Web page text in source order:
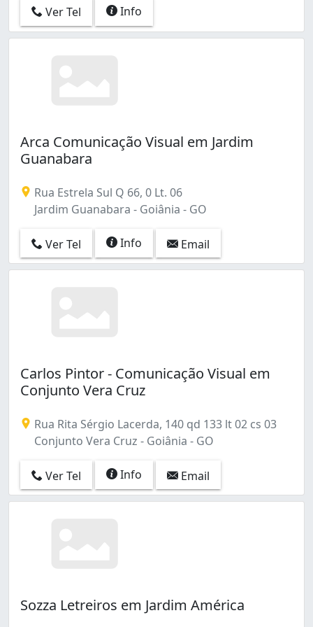
Vila Regina (1)
Vila Santa Helena (1)
Ver Tel Info
Arca Comunicação Visual em Jardim
Guanabara
Rua Estrela Sul Q 66, 0 Lt. 06
Jardim Guanabara - Goiânia - GO
Ver Tel Info Email
Carlos Pintor - Comunicação Visual em
Conjunto Vera Cruz
Rua Rita Sérgio Lacerda, 140 qd 133 lt 02 cs 03
Conjunto Vera Cruz - Goiânia - GO
Ver Tel Info Email
Sozza Letreiros em Jardim América